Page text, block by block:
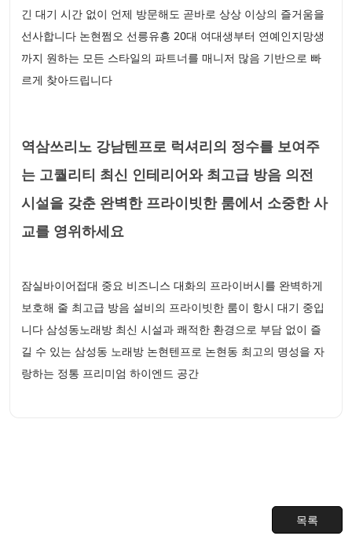
긴 대기 시간 없이 언제 방문해도 곧바로 상상 이상의 즐거움을
선사합니다 논현쩜오 선릉유흥 20대 여대생부터 연예인지망생
까지 원하는 모든 스타일의 파트너를 매니저 많음 기반으로 빠
르게 찾아드립니다
역삼쓰리노 강남텐프로 럭셔리의 정수를 보여주
는 고퀄리티 최신 인테리어와 최고급 방음 의전
시설을 갖춘 완벽한 프라이빗한 룸에서 소중한 사
교를 영위하세요
잠실바이어접대 중요 비즈니스 대화의 프라이버시를 완벽하게
보호해 줄 최고급 방음 설비의 프라이빗한 룸이 항시 대기 중입
니다 삼성동노래방 최신 시설과 쾌적한 환경으로 부담 없이 즐
길 수 있는 삼성동 노래방 논현텐프로 논현동 최고의 명성을 자
랑하는 정통 프리미엄 하이엔드 공간
목록